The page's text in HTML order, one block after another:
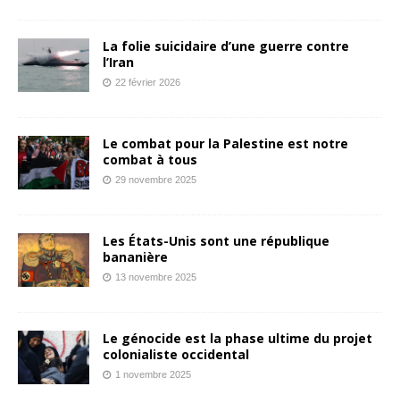
La folie suicidaire d’une guerre contre
l’Iran
22 février 2026
Le combat pour la Palestine est notre
combat à tous
29 novembre 2025
Les États-Unis sont une république
bananière
13 novembre 2025
Le génocide est la phase ultime du projet
colonialiste occidental
1 novembre 2025